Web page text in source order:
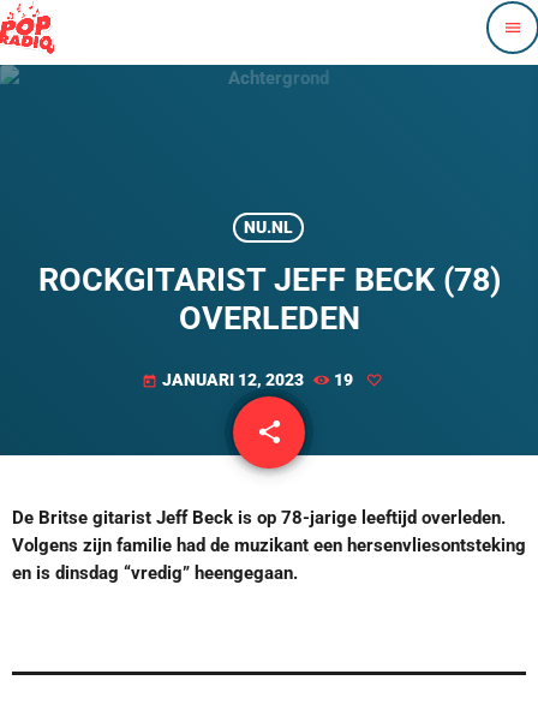
menu
NU.NL
ROCKGITARIST JEFF BECK (78)
OVERLEDEN
today JANUARI 12, 2023 19
share
email
De Britse gitarist Jeff Beck is op 78-jarige leeftijd overleden.
Volgens zijn familie had de muzikant een hersenvliesontsteking
en is dinsdag “vredig” heengegaan.